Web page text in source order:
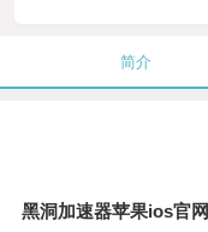
简介
黑洞加速器苹果ios官网